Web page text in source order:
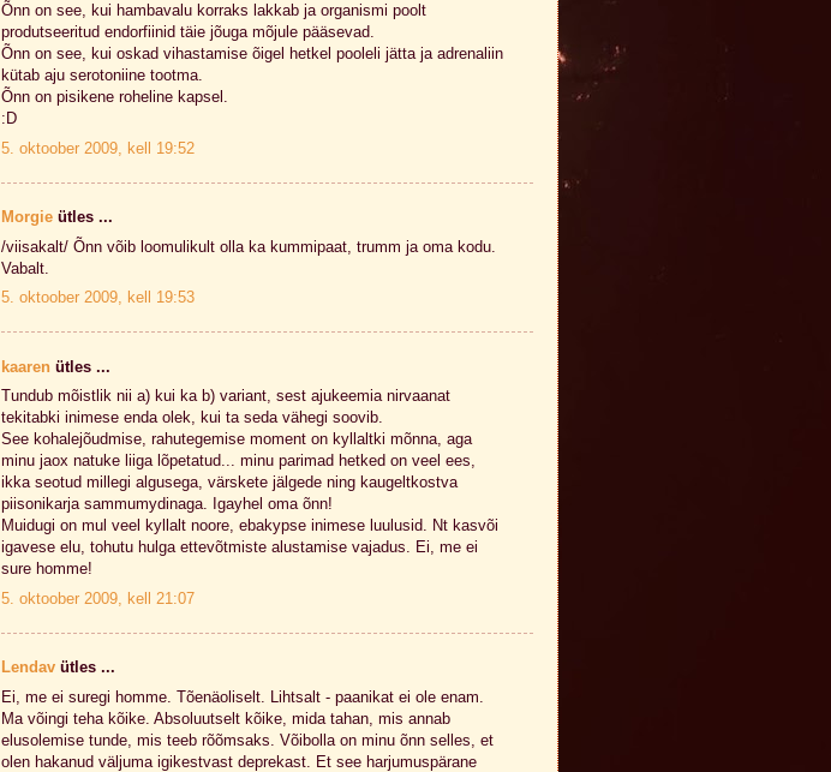
Õnn on see, kui hambavalu korraks lakkab ja organismi poolt
produtseeritud endorfiinid täie jõuga mõjule pääsevad.
Õnn on see, kui oskad vihastamise õigel hetkel pooleli jätta ja adrenaliin
kütab aju serotoniine tootma.
Õnn on pisikene roheline kapsel.
:D
5. oktoober 2009, kell 19:52
Morgie ütles ...
/viisakalt/ Õnn võib loomulikult olla ka kummipaat, trumm ja oma kodu.
Vabalt.
5. oktoober 2009, kell 19:53
kaaren ütles ...
Tundub mõistlik nii a) kui ka b) variant, sest ajukeemia nirvaanat
tekitabki inimese enda olek, kui ta seda vähegi soovib.
See kohalejõudmise, rahutegemise moment on kyllaltki mõnna, aga
minu jaox natuke liiga lõpetatud... minu parimad hetked on veel ees,
ikka seotud millegi algusega, värskete jälgede ning kaugeltkostva
piisonikarja sammumydinaga. Igayhel oma õnn!
Muidugi on mul veel kyllalt noore, ebakypse inimese luulusid. Nt kasvõi
igavese elu, tohutu hulga ettevõtmiste alustamise vajadus. Ei, me ei
sure homme!
5. oktoober 2009, kell 21:07
Lendav ütles ...
Ei, me ei suregi homme. Tõenäoliselt. Lihtsalt - paanikat ei ole enam.
Ma võingi teha kõike. Absoluutselt kõike, mida tahan, mis annab
elusolemise tunde, mis teeb rõõmsaks. Võibolla on minu õnn selles, et
olen hakanud väljuma igikestvast deprekast. Et see harjumuspärane